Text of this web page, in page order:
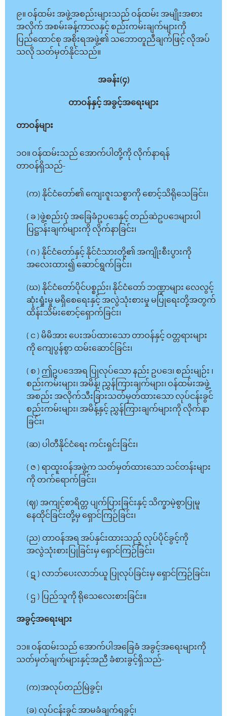
၉။ ဝန်ထမ်း အဖွဲ့အစည်းများသည် ဝန်ထမ်း အမျိုးအစား
အလိုက် အစမ်းခန့်ကာလနှင့် စည်းကမ်းချက်များကို
ပြည်ထောင်စု အစိုးရအဖွဲ့၏ သဘောတူညီချက်ဖြင့် လိုအပ်
သလို သတ်မှတ်နိုင်သည်။
အခန်း(၄)
တာဝန်နှင့် အခွင့်အရေးများ
တာဝန်များ
၁ဝ။ ဝန်ထမ်းသည် အောက်ပါတို့ကို လိုက်နာရန်
တာဝန်ရှိသည်-
(က) နိုင်ငံတော်၏ ကျေးဇူးသစ္စာကို စောင့်သိရိုသေခြင်း၊
( ခ )ဖွဲ့စည်းပုံ အခြေခံဥပဒေနှင့် တည်ဆဲဥပဒေများပါ
ပြဋ္ဌာန်းချက်များကို လိုက်နာခြင်း၊
( ဂ ) နိုင်ငံတော်နှင့် နိုင်ငံသားတို့၏ အကျိုးစီးပွားကို
အလေးထား၍ ဆောင်ရွက်ခြင်း၊
(ဃ) နိုင်ငံတော်ပိုင်ပစ္စည်း၊ နိုင်ငံတော် ဘဏ္ဍာများ လေလွင့်
ဆုံးရှုံးမှု မရှိစေရေးနှင့် အလွဲသုံးစားမှု မပြုရေးတို့အတွက်
ထိန်းသိမ်းစောင့်ရှောက်ခြင်း၊
( င ) မိမိအား ပေးအပ်ထားသော တာဝန်နှင့် ဝတ္တရားများ
ကို ကျေပွန်စွာ ထမ်းဆောင်ခြင်း၊
( စ ) ဤဥပဒေအရ ပြုလုပ်သော နည်း ဥပဒေ၊ စည်းမျဉ်း ၊
စည်းကမ်းများ၊ အမိန့်၊ ညွှန်ကြားချက်များ၊ ဝန်ထမ်းအဖွဲ့
အစည်း အလိုက်သီးခြားသတ်မှတ်ထားသော လုပ်ငန်းခွင်
စည်းကမ်းများ၊ အမိန့်နှင့် ညွှန်ကြားချက်များကို လိုက်နာ
ခြင်း၊
(ဆ) ပါတီနိုင်ငံရေး ကင်းရှင်းခြင်း၊
( ဇ ) ရာထူးဝန်အဖွဲ့က သတ်မှတ်ထားသော သင်တန်းများ
ကို တက်ရောက်ခြင်း၊
(ဈ) အကျင့်စာရိတ္တ ပျက်ပြားခြင်းနှင့် သိက္ခာမဲ့စွာပြုမူ
နေထိုင်ခြင်းတို့မှ ရှောင်ကြဉ်ခြင်း၊
(ည) တာဝန်အရ အပ်နှင်းထားသည့် လုပ်ပိုင်ခွင့်ကို
အလွဲသုံးစားပြုခြင်းမှ ရှောင်ကြဉ်ခြင်း၊
( ဋ ) လာဘ်ပေးလာဘ်ယူ ပြုလုပ်ခြင်းမှ ရှောင်ကြဉ်ခြင်း၊
( ဌ ) ပြည်သူကို ရိုသေလေးစားခြင်း။
အခွင့်အရေးများ
၁၁။ ဝန်ထမ်းသည် အောက်ပါအခြေခံ အခွင့်အရေးများကို
သတ်မှတ်ချက်များနှင့်အညီ ခံစားခွင့်ရှိသည်-
(က)အလုပ်တည်မြဲခွင့်၊
(ခ) လုပ်ငန်းခွင် အာမခံချက်ရခွင့်၊